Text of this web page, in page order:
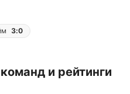
3:0
и рейтинги